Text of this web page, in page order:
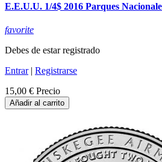
E.E.U.U. 1/4$ 2016 Parques
favorite
Debes de estar registrado
Entrar| Registrarse
15,00 € Precio
Añadir al carrito